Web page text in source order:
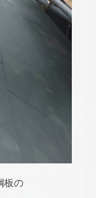
板の